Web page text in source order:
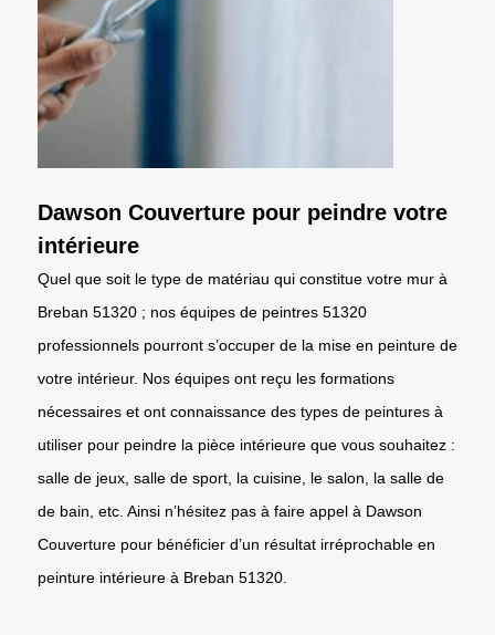
Dawson Couverture pour peindre votre
intérieure
Quel que soit le type de matériau qui constitue votre mur à
Breban 51320 ; nos équipes de peintres 51320
professionnels pourront s’occuper de la mise en peinture de
votre intérieur. Nos équipes ont reçu les formations
nécessaires et ont connaissance des types de peintures à
utiliser pour peindre la pièce intérieure que vous souhaitez :
salle de jeux, salle de sport, la cuisine, le salon, la salle de
de bain, etc. Ainsi n’hésitez pas à faire appel à Dawson
Couverture pour bénéficier d’un résultat irréprochable en
peinture intérieure à Breban 51320.